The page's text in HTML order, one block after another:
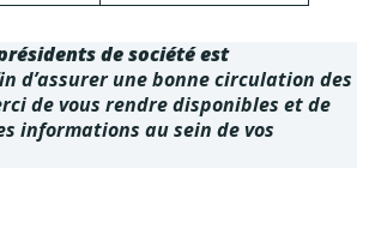
de société est
d’assurer une bonne circulation des
de vous rendre disponibles et de
informations au sein de vos